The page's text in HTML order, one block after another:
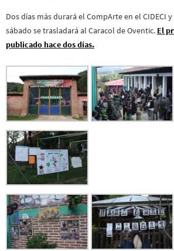
Dos días más durará el CompArte en el CIDECI
sábado se trasladará al Caracol de Oventic. El
publicado hace dos días.